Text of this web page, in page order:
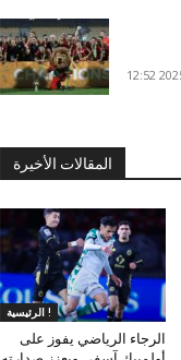
المقالات الأخيرة
الرئيسية !
الرجاء الرياضي يفوز على